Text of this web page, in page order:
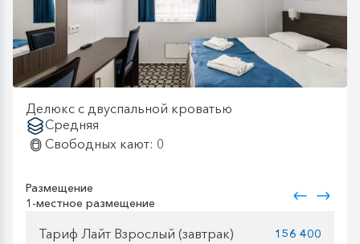
Делюкс с двуспальной кроватью
Средняя
Свободных кают: 0
Размещение
1-местное размещение
Тариф Лайт Взрослый (завтрак) 156 400